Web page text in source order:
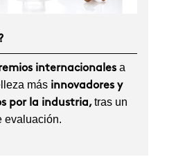
internacionales a
más innovadores y
por la industria, tras un
evaluación.